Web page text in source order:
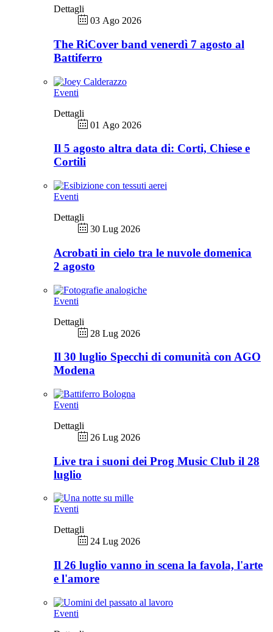
Dettagli
03 Ago 2026
The RiCover band venerdì 7 agosto al
Battiferro
Eventi
Dettagli
01 Ago 2026
Il 5 agosto altra data di: Corti, Chiese e
Cortili
Eventi
Dettagli
30 Lug 2026
Acrobati in cielo tra le nuvole domenica
2 agosto
Eventi
Dettagli
28 Lug 2026
Il 30 luglio Specchi di comunità con AGO
Modena
Eventi
Dettagli
26 Lug 2026
Live tra i suoni dei Prog Music Club il 28
luglio
Eventi
Dettagli
24 Lug 2026
Il 26 luglio vanno in scena la favola, l'arte
e l'amore
Eventi